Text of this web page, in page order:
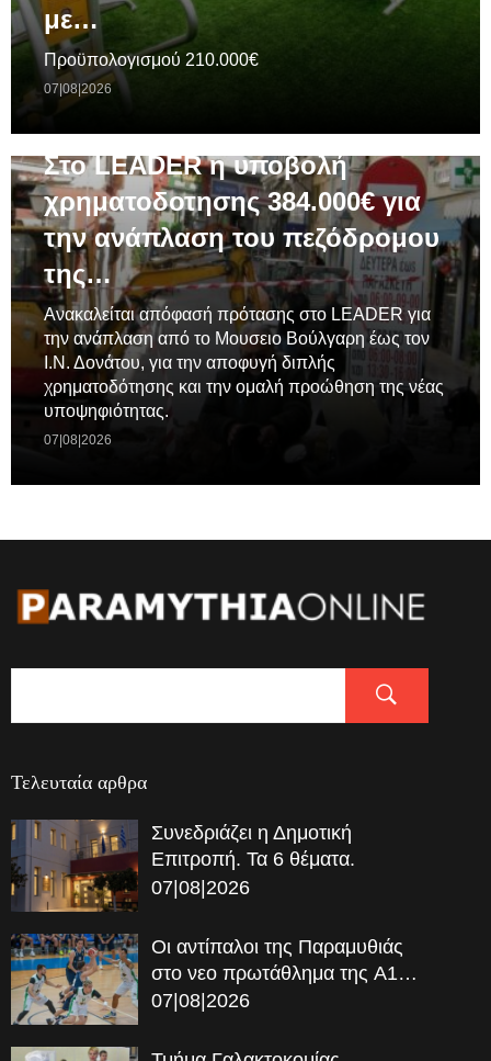
με…
Προϋπολογισμού 210.000€
07|08|2026
Στο LEADER η υποβολή
χρηματοδοτησης 384.000€ για
την ανάπλαση του πεζόδρομου
της…
Ανακαλείται απόφασή πρότασης στο LEADER για
την ανάπλαση από το Μουσειο Βούλγαρη έως τον
Ι.Ν. Δονάτου, για την αποφυγή διπλής
χρηματοδότησης και την ομαλή προώθηση της νέας
υποψηφιότητας.
07|08|2026
Τελευταία αρθρα
Συνεδριάζει η Δημοτική
Επιτροπή. Τα 6 θέματα.
07|08|2026
Οι αντίπαλοι της Παραμυθιάς
στο νεο πρωτάθλημα της A1…
07|08|2026